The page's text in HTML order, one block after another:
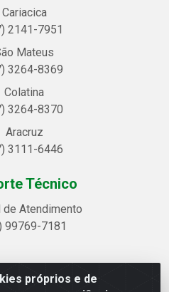
próprios e de
Cariacica
2141-7951
Mateus
3264-8369
Colatina
3264-8370
Aracruz
3111-6446
Técnico
de Atendimento
99769-7181
- Avenida Alegre, 2521 -